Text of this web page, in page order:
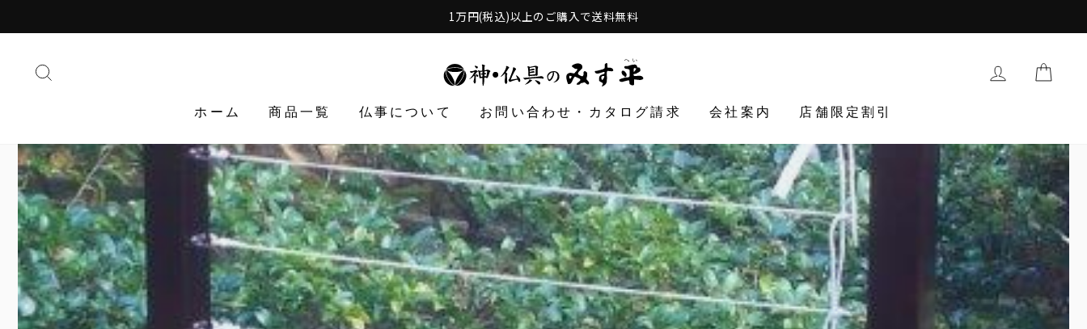
missing:
1万円(税込)以上のご購入で送料無料
購入履歴・
ホーム 商品一覧 仏事について お問い合わせ・カタログ請求 会社案内 店舗限定割引